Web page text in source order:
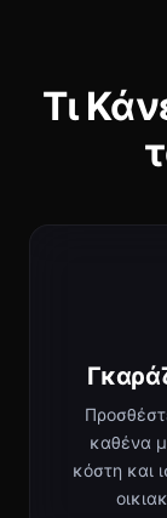
Τι
καθένα
κόστη και